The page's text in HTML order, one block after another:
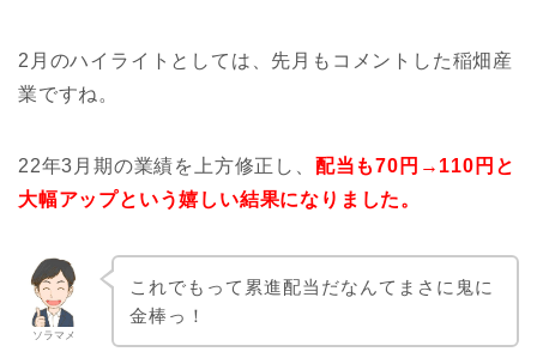
2月のハイライトとしては、先月もコメントした稲畑産
業ですね。
22年3月期の業績を上方修正し、 配当も70円→110円と
大幅アップという嬉しい結果になりました。
ソラマメ
これでもって累進配当だなんてまさに鬼に
金棒っ！